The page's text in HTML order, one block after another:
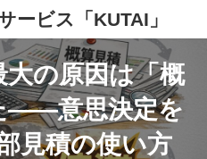
ービス「KUTAI」
の原因は「概
——意思決定を
見積の使い方